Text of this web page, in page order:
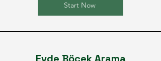
Start Now